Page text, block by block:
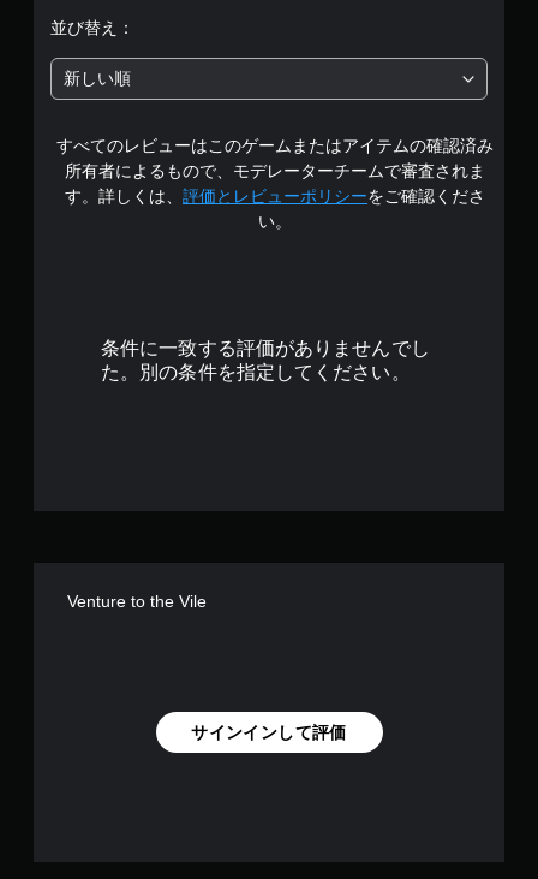
中
の
3
.
並び替え：
新しい順
すべてのレビューはこのゲームまたはアイテムの確認済み
所有者によるもので、モデレーターチームで審査されま
す。詳しくは、 評価とレビューポリシーをご確認くださ
い。
条件に一致する評価がありませんでし
た。別の条件を指定してください。
Venture to the Vile
サインインして評価